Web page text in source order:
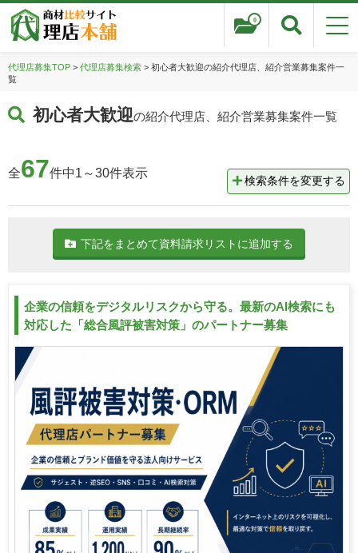
0
代理店募集TOP> 代理店募集検索> 初心者大歓迎の紹介代理店、紹介営業募集案件一
覧
初心者大歓迎の紹介代理店、紹介営業募集案件一覧
全67件中1～30件表示
検索条件を変更する
下記をまとめて資料請求リストに追加する
企業の信頼をデジタルリスクから守る。最新のAI検索にも
対応した「総合風評被害対策」のパートナー募集